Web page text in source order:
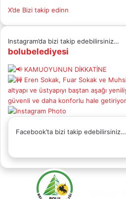
X’de Bizi takip edinn
Instagram’da bizi takip edebilirsiniz…
bolubelediyesi
Facebook’ta bizi takip edebilirsiniz…